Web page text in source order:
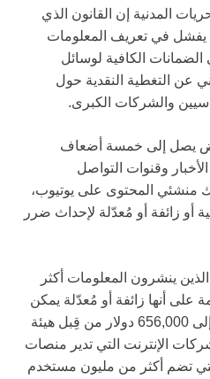
المدنية إن القانون الذي
في تعريف المعلومات
الضمانات الكافية لوسائل
عن التغطية النقدية حول
والشركات الكبرى.
يصل إلى خمسة أضعاف
وقنوات التواصل
منشئي المحتوى على يوتيوب،
أو زائفة أو مُعدّلة لإحداث ضرر
ينشرون المعلومات أكثر
على أنها زائفة أو مُعدّلة يمكن
أن تُفرض عليهم غرامة تصل إلى 656,000 دولار من قِبل هيئة
الإنترنت التي تدير منصات
تضم أكثر من مليون مستخدم